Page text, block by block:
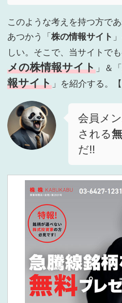
このような考えを持つ方で
あつかう「株の情報サイト
しい。そこで、当サイトで
メの株情報サイト 」＆「
報サイト 」を紹介する。【
会員メ
される
だ!!